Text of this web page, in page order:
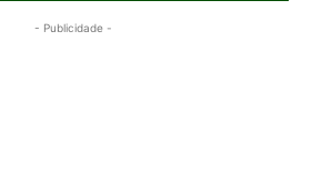
- Publicidade -